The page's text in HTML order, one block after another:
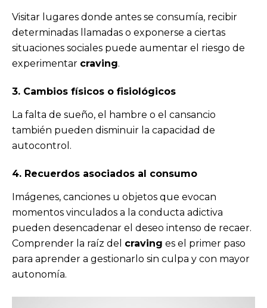
Visitar lugares donde antes se consumía, recibir
determinadas llamadas o exponerse a ciertas
situaciones sociales puede aumentar el riesgo de
experimentar craving.
3. Cambios físicos o fisiológicos
La falta de sueño, el hambre o el cansancio
también pueden disminuir la capacidad de
autocontrol.
4. Recuerdos asociados al consumo
Imágenes, canciones u objetos que evocan
momentos vinculados a la conducta adictiva
pueden desencadenar el deseo intenso de recaer.
Comprender la raíz del craving es el primer paso
para aprender a gestionarlo sin culpa y con mayor
autonomía.